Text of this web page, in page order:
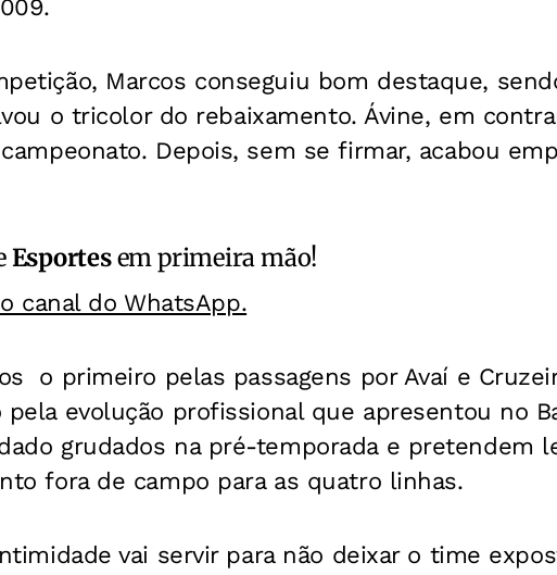
Marcos conseguiu bom destaque,
o tricolor do rebaixamento. Ávine, em
Depois, sem se firmar, acabou
Esportesem primeira mão!
canal do WhatsApp.
 o primeiro pelas passagens por Avaí e
evolução profissional que apresentou no
grudados na pré-temporada e pretendem
fora de campo para as quatro linhas.
vai servir para não deixar o time